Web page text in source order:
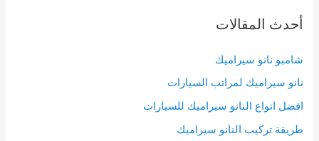
c
h
:
أحدث المقالات
شامبو نانو سيراميك
نانو سيراميك لمراتب السيارات
افضل انواع النانو سيراميك للسيارات
طريقة تركيب النانو سيراميك